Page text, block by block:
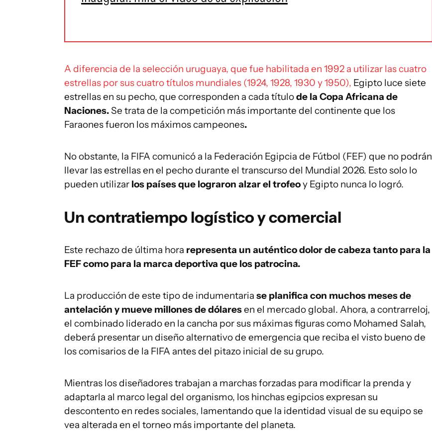
A diferencia de la selección uruguaya, que fue habilitada en 1992 a utilizar las cuatro
estrellas por sus cuatro títulos mundiales (1924, 1928, 1930 y 1950), Egipto luce siete
estrellas en su pecho, que corresponden a cada títulode la Copa Africana de
Naciones. Se trata de la competición más importante del continente que los
Faraones fueron los máximos campeones.
No obstante, la FIFA comunicó a la Federación Egipcia de Fútbol (FEF) que no podrán
llevar las estrellas en el pecho durante el transcurso del Mundial 2026. Esto solo lo
pueden utilizar los países que lograron alzar el trofeoy Egipto nunca lo logró.
Un contratiempo logístico y comercial
Este rechazo de última hora representa un auténtico dolor de cabeza tanto para la
FEF como para la marca deportiva que los patrocina.
La producción de este tipo de indumentaria se planifica con muchos meses de
antelación y mueve millones de dólaresen el mercado global. Ahora, a contrarreloj,
el combinado liderado en la cancha por sus máximas figuras como Mohamed Salah,
deberá presentar un diseño alternativo de emergencia que reciba el visto bueno de
los comisarios de la FIFA antes del pitazo inicial de su grupo.
Mientras los diseñadores trabajan a marchas forzadas para modificar la prenda y
adaptarla al marco legal del organismo, los hinchas egipcios expresan su
descontento en redes sociales, lamentando que la identidad visual de su equipo se
vea alterada en el torneo más importante del planeta.